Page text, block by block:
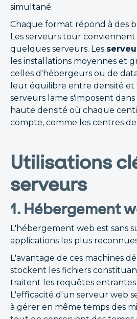
simultané.
Chaque format répond à des
Les serveurs tour conviennent
quelques serveurs. Les
les installations moyennes et
celles d'hébergeurs ou de
leur équilibre entre densité et
serveurs lame s'imposent
haute densité où chaque
compte, comme les centres
Utilisations
serveurs
1. Hébergement
L'hébergement web est sans
applications les plus
L'avantage de ces machines
stockent les fichiers
traitent les requêtes entrantes
L'efficacité d'un serveur web
à gérer en même temps des